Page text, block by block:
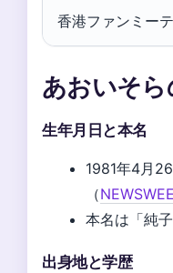
香港ファンミー
あおいそ
生年月日と本名
1981年4月
（
本名は「純
出身地と学歴